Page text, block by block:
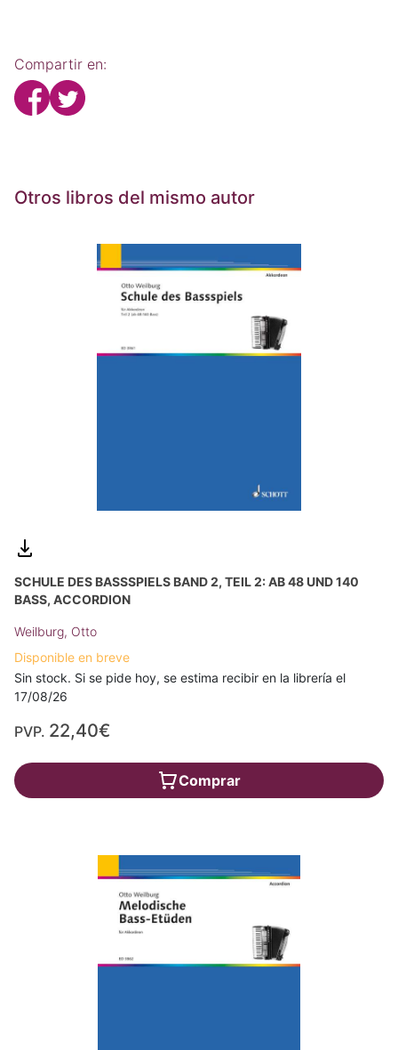
Compartir en:
Otros libros del mismo autor
SCHULE DES BASSSPIELS BAND 2, TEIL 2: AB 48 UND 140
BASS, ACCORDION
Weilburg, Otto
Disponible en breve
Sin stock. Si se pide hoy, se estima recibir en la librería el
17/08/26
PVP. 22,40€
Comprar